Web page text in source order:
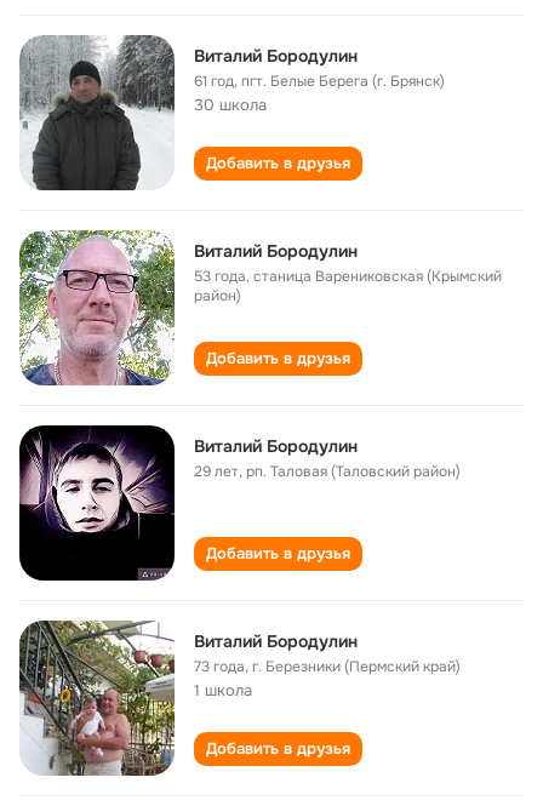
Виталий Бородулин
61 год,пгт. Белые Берега (г. Брянск)
30 школа
Добавить в друзья
Виталий Бородулин
53 года,станица Варениковская (Крымский
район)
Добавить в друзья
Виталий Бородулин
29 лет,рп. Таловая (Таловский район)
Добавить в друзья
Виталий Бородулин
73 года,г. Березники (Пермский край)
1 школа
Добавить в друзья